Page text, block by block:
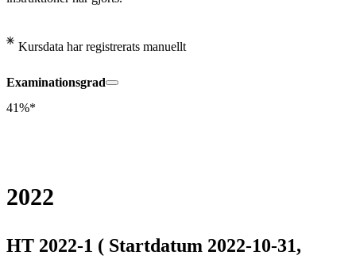
Kursdata har registrerats manuellt
Examinationsgrad
41%*
2022
HT 2022-1 ( Startdatum 2022-10-31,